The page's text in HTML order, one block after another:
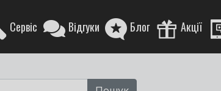
Сервіс Відгуки Блог Акції